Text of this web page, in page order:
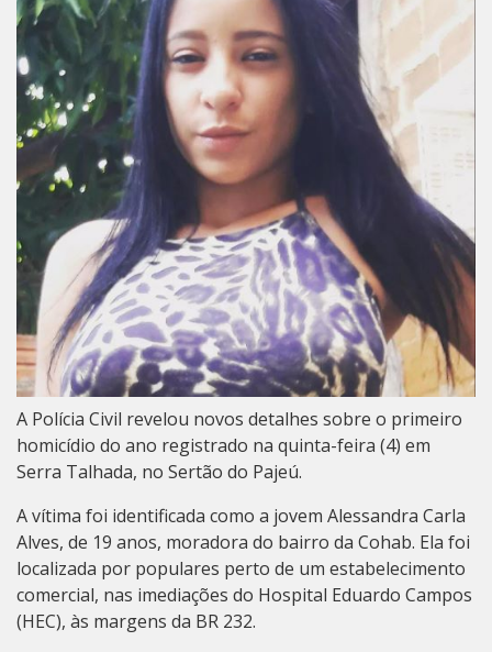
A Polícia Civil revelou novos detalhes sobre o primeiro
homicídio do ano registrado na quinta-feira (4) em
Serra Talhada, no Sertão do Pajeú.
A vítima foi identificada como a jovem Alessandra Carla
Alves, de 19 anos, moradora do bairro da Cohab. Ela foi
localizada por populares perto de um estabelecimento
comercial, nas imediações do Hospital Eduardo Campos
(HEC), às margens da BR 232.